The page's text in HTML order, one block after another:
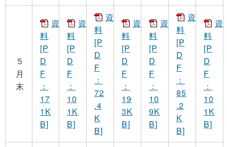
５
月
末
資
料
[P
D
F
：
17
1K
B]
資
料
[P
D
F
：
10
1K
B]
資
料
[P
D
F
：
72
.4
K
B]
資
料
[P
D
F
：
19
3K
B]
資
料
[P
D
F
：
10
9K
B]
資
料
[P
D
F
：
85
.2
K
B]
資
料
[P
D
F
：
10
1K
B]